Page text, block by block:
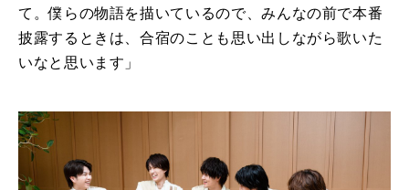
て。僕らの物語を描いているので、みんなの前で本番
披露するときは、合宿のことも思い出しながら歌いた
いなと思います」